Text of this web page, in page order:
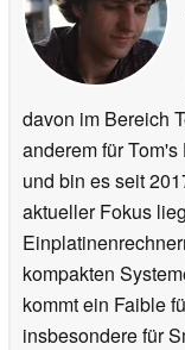
davon im Bereich
anderem für
und bin es seit
aktueller Fokus
kompakten
kommt ein Faible
insbesondere für